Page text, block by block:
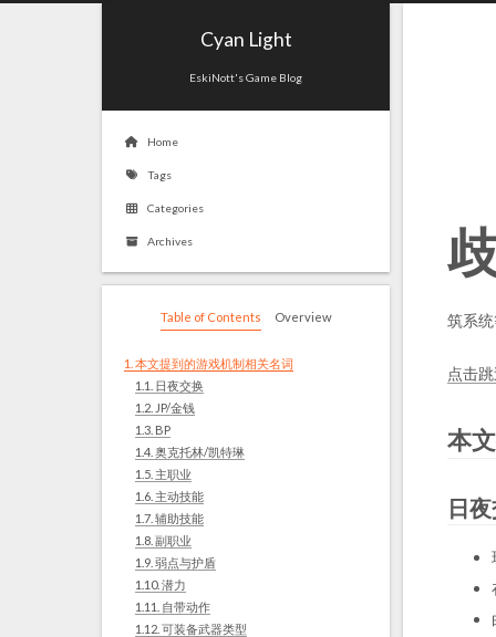
Cyan Light
EskiNott's Game Blog
Home
Tags
Categories
Archives
Table of Contents Overview
1. 本文提到的游戏机制相关名词
1.1. 日夜交换
1.2. JP/金钱
1.3. BP
1.4. 奥克托林/凯特琳
1.5. 主职业
1.6. 主动技能
1.7. 辅助技能
1.8. 副职业
1.9. 弱点与护盾
1.10. 潜力
1.11. 自带动作
1.12. 可装备武器类型
筑系
点击
本
日